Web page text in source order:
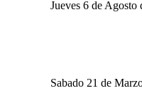
Jueves 6 de Agosto
Sabado 21 de